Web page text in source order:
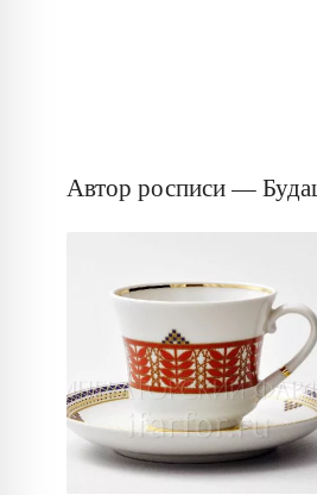
Автор росписи —